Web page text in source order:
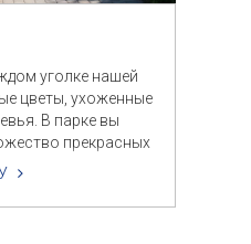
уголке нашей
цветы, ухоженные
В парке вы
прекрасных